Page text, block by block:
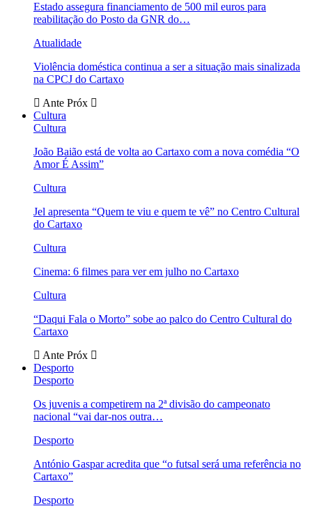
Estado assegura financiamento de 500 mil euros para
reabilitação do Posto da GNR do…
Atualidade
Violência doméstica continua a ser a situação mais sinalizada
na CPCJ do Cartaxo
Ante Próx
Cultura
Cultura
João Baião está de volta ao Cartaxo com a nova comédia “O
Amor É Assim”
Cultura
Jel apresenta “Quem te viu e quem te vê” no Centro Cultural
do Cartaxo
Cultura
Cinema: 6 filmes para ver em julho no Cartaxo
Cultura
“Daqui Fala o Morto” sobe ao palco do Centro Cultural do
Cartaxo
Ante Próx
Desporto
Desporto
Os juvenis a competirem na 2ª divisão do campeonato
nacional “vai dar-nos outra…
Desporto
António Gaspar acredita que “o futsal será uma referência no
Cartaxo”
Desporto